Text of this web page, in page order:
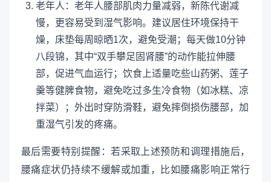
老年人：老年人腰部肌肉力量减弱，新陈代谢减
慢，更容易受到湿气影响。建议居住环境保持干
燥，床垫每周晾晒1次，避免受潮；每天做10分钟
八段锦，其中“双手攀足固肾腰”的动作能拉伸腰
部，促进气血运行；饮食上适量吃些山药粥、莲子
羹等健脾食物，避免吃过多生冷食物（如冰糕、凉
拌菜）；外出时穿防滑鞋，避免摔倒损伤腰部，加
重湿气引发的疼痛。
最后需要特别提醒：若采取上述预防和调理措施后，
腰痛症状仍持续不缓解或加重，比如腰痛影响正常行